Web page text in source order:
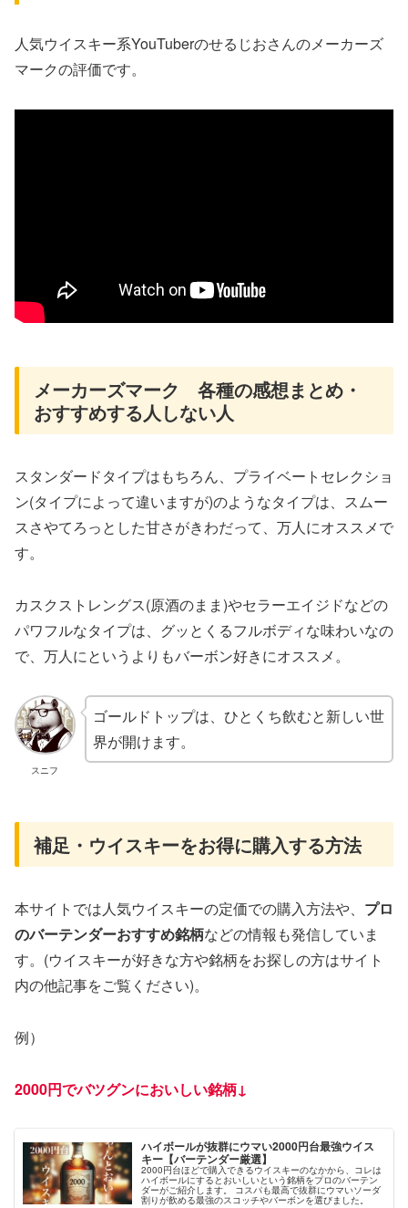
人気ウイスキー系YouTuberのせるじおさんのメーカーズ
マークの評価です。
メーカーズマーク 各種の感想まとめ・
おすすめする人しない人
スタンダードタイプはもちろん、プライベートセレクショ
ン(タイプによって違いますが)のようなタイプは、スムー
スさやてろっとした甘さがきわだって、万人にオススメで
す。
カスクストレングス(原酒のまま)やセラーエイジドなどの
パワフルなタイプは、グッとくるフルボディな味わいなの
で、万人にというよりもバーボン好きにオススメ。
スニフ
ゴールドトップは、ひとくち飲むと新しい世
界が開けます。
補足・ウイスキーをお得に購入する方法
本サイトでは人気ウイスキーの定価での購入方法や、 プロ
のバーテンダーおすすめ銘柄などの情報も発信していま
す。(ウイスキーが好きな方や銘柄をお探しの方はサイト
内の他記事をご覧ください)。
例）
2000円でバツグンにおいしい銘柄↓
ハイボールが抜群にウマい2000円台最強ウイス
キー【バーテンダー厳選】
2000円台ほどで購入できるウイスキーのなかから、コレは
ハイボールにするとおいしいという銘柄をプロのバーテン
ダーがご紹介します。 コスパも最高で抜群にウマいソーダ
割りが飲める最強のスコッチやバーボンを選びました。